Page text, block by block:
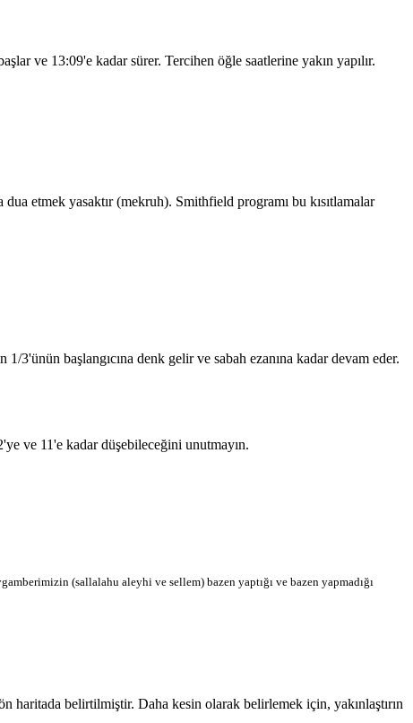
ve 13:09'e kadar sürer. Tercihen öğle saatlerine yakın yapılır.
etmek yasaktır (mekruh). Smithfield programı bu kısıtlamalar
başlangıcına denk gelir ve sabah ezanına kadar devam eder.
ve 11'e kadar düşebileceğini unutmayın.
(sallalahu aleyhi ve sellem) bazen yaptığı ve bazen yapmadığı
belirtilmiştir. Daha kesin olarak belirlemek için, yakınlaştırın